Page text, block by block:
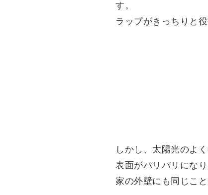
す。
ラップがきっちりと
しかし、太陽光のよ
表面がパリパリにな
家の外壁にも同じこと